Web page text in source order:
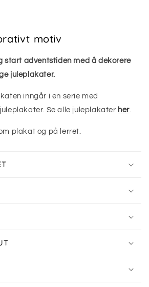
motiv
start adventstiden med å dekorere
juleplakater.
inngår i en serie med
juleplakater. Se alle juleplakater her.
plakat og på lerret.